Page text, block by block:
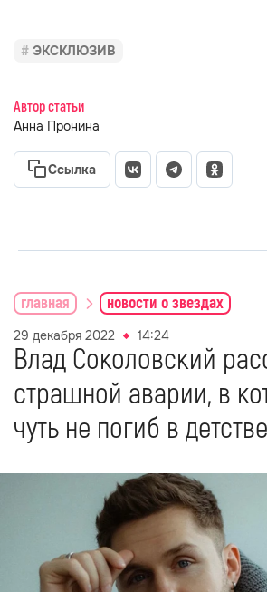
ЭКСКЛЮЗИВ
Автор статьи
Анна Пронина
Ссылка
главная новости о звездах
29 декабря 2022 14:24
Влад Соколовский
страшной аварии, в
чуть не погиб в детстве